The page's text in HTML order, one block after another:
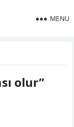
MENU
olur”